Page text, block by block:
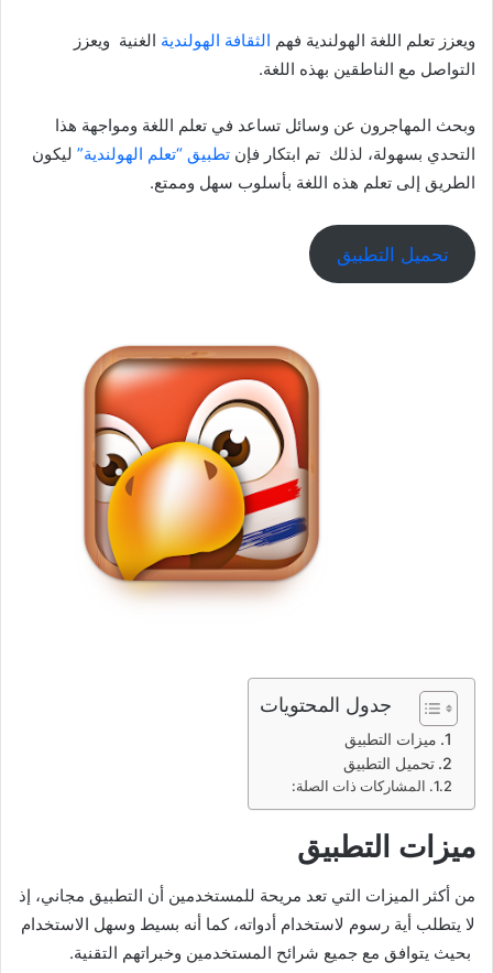
ويعزز تعلم اللغة الهولندية فهم الثقافة الهولندية الغنية ويعزز
التواصل مع الناطقين بهذه اللغة.
وبحث المهاجرون عن وسائل تساعد في تعلم اللغة ومواجهة هذا
التحدي بسهولة، لذلك تم ابتكار فإن تطبيق “تعلم الهولندية” ليكون
الطريق إلى تعلم هذه اللغة بأسلوب سهل وممتع.
تحميل التطبيق
جدول المحتويات
ميزات التطبيق
تحميل التطبيق
المشاركات ذات الصلة:
ميزات التطبيق
من أكثر الميزات التي تعد مريحة للمستخدمين أن التطبيق مجاني، إذ
لا يتطلب أية رسوم لاستخدام أدواته، كما أنه بسيط وسهل الاستخدام
بحيث يتوافق مع جميع شرائح المستخدمين وخبراتهم التقنية.